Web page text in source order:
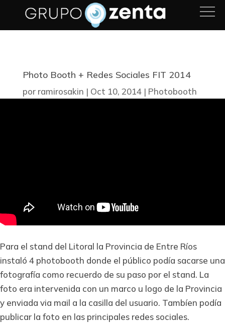
Photo Booth + Redes Sociales FIT 2014
por ramirosakin | Oct 10, 2014| Photobooth
Para el stand del Litoral la Provincia de Entre Ríos
instaló 4 photobooth donde el público podía sacarse una
fotografía como recuerdo de su paso por el stand. La
foto era intervenida con un marco u logo de la Provincia
y enviada via mail a la casilla del usuario. Tambíen podía
publicar la foto en las principales redes sociales.